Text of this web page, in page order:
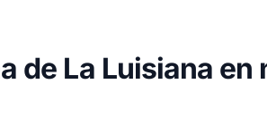
de La Luisiana en